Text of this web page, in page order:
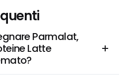
Parmalat,
Latte